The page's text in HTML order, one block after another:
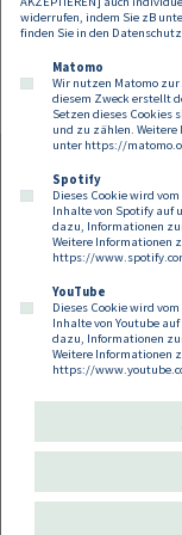
Reitinger, die
berieten und lokale
Kontakt
Compliance
widerrufen, indem Sie zB
finden Sie in den
Matomo
Wir nutzen Matomo
diesem Zweck erstellt
Setzen dieses Cookies
und zu zählen.
unter https://
Spotify
Dieses Cookie wird
Inhalte von Spotify auf
dazu, Informationen
Weitere Informationen
https://
YouTube
Dieses Cookie wird
Inhalte von Youtube
dazu, Informationen
Weitere Informationen
https://
Follow us